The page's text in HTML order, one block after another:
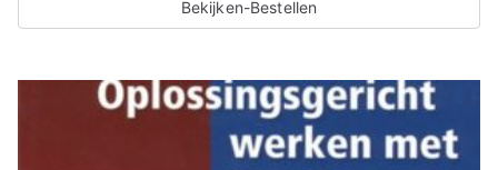
Bekijken-Bestellen